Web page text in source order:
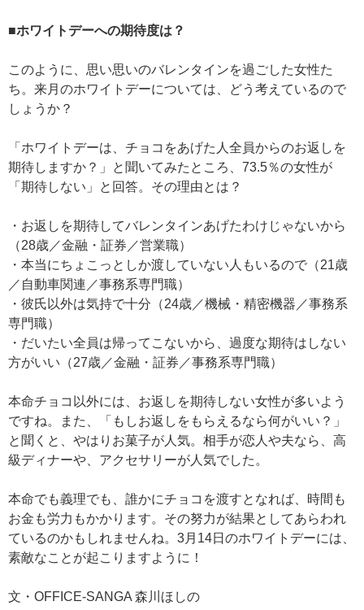
■ホワイトデーへの期待度は？
このように、思い思いのバレンタインを過ごした女性た
ち。来月のホワイトデーについては、どう考えているので
しょうか？
「ホワイトデーは、チョコをあげた人全員からのお返しを
期待しますか？」と聞いてみたところ、73.5％の女性が
「期待しない」と回答。その理由とは？
・お返しを期待してバレンタインあげたわけじゃないから
（28歳／金融・証券／営業職）
・本当にちょこっとしか渡していない人もいるので（21歳
／自動車関連／事務系専門職）
・彼氏以外は気持で十分（24歳／機械・精密機器／事務系
専門職）
・だいたい全員は帰ってこないから、過度な期待はしない
方がいい（27歳／金融・証券／事務系専門職）
本命チョコ以外には、お返しを期待しない女性が多いよう
ですね。また、「もしお返しをもらえるなら何がいい？」
と聞くと、やはりお菓子が人気。相手が恋人や夫なら、高
級ディナーや、アクセサリーが人気でした。
本命でも義理でも、誰かにチョコを渡すとなれば、時間も
お金も労力もかかります。その努力が結果としてあらわれ
ているのかもしれませんね。3月14日のホワイトデーには、
素敵なことが起こりますように！
文・OFFICE-SANGA 森川ほしの